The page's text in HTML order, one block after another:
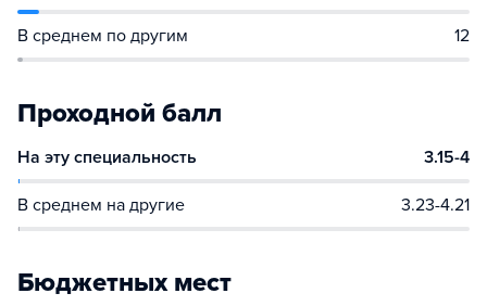
В среднем по другим 12
Проходной балл
На эту специальность 3.15-4
В среднем на другие 3.23-4.21
Бюджетных мест